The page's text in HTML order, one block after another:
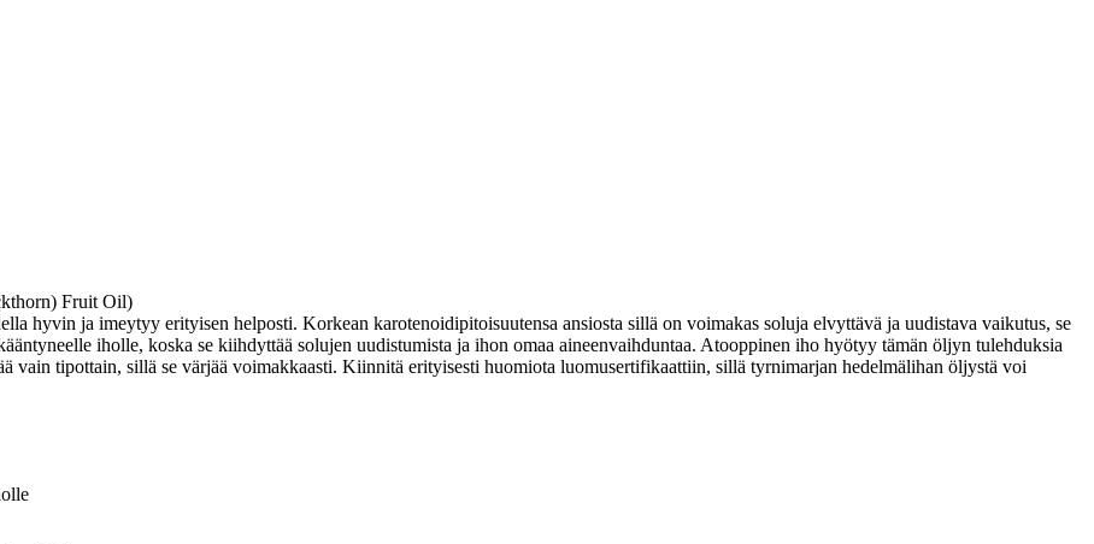
Fruit Oil)
hyvin ja imeytyy erityisen helposti. Korkean karotenoidipitoisuutensa ansiosta sillä on voimakas soluja elvyttävä ja uudistava vaikutus, se
iholle, koska se kiihdyttää solujen uudistumista ja ihon omaa aineenvaihduntaa. Atooppinen iho hyötyy tämän öljyn tulehduksia
vain tipottain, sillä se värjää voimakkaasti. Kiinnitä erityisesti huomiota luomusertifikaattiin, sillä tyrnimarjan hedelmälihan öljystä voi